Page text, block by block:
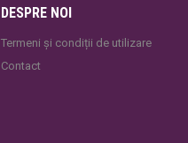
DESPRE NOI
Termeni și condiții de utilizare
Contact